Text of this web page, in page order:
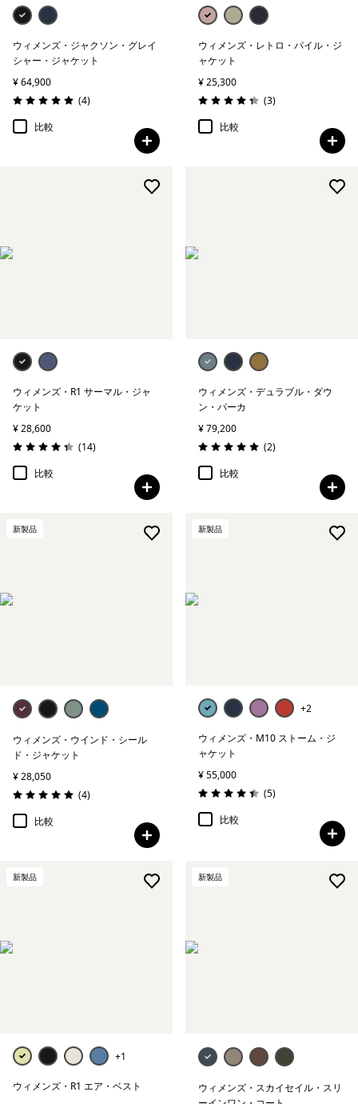
ウィメンズ・ジャクソン・グレイ
シャー・ジャケット
¥ 64,900
評価: 5.0 / 5
(4レビュー
)
比較
ウィメンズ・レトロ・パイル・ジ
ャケット
¥ 25,300
評価: 4.3 / 5
(3レビュー
)
比較
ウィメンズ・R1 サーマル・ジャ
ケット
¥ 28,600
評価: 4.4 / 5
(14レビュー
)
比較
ウィメンズ・デュラブル・ダウ
ン・パーカ
¥ 79,200
評価: 5.0 / 5
(2レビュー
)
比較
新製品
ウィメンズ・ウインド・シール
ド・ジャケット
¥ 28,050
評価: 5.0 / 5
(4レビュー
)
比較
新製品
+2
ウィメンズ・M10 ストーム・ジ
ャケット
¥ 55,000
評価: 4.4 / 5
(5レビュー
)
比較
新製品
+1
ウィメンズ・R1 エア・ベスト
新製品
ウィメンズ・スカイセイル・スリ